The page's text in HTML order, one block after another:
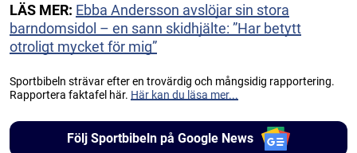
LÄS MER: Ebba Andersson avslöjar sin stora
barndomsidol – en sann skidhjälte: ”Har betytt
otroligt mycket för mig”
Sportbibeln strävar efter en trovärdig och mångsidig rapportering.
Rapportera faktafel här. Här kan du läsa mer...
Följ Sportbibeln på Google News